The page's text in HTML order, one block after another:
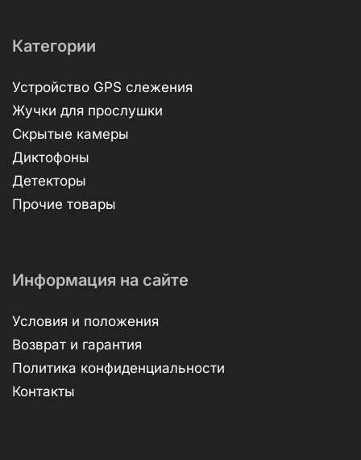
Категории
Устройство GPS слежения
Жучки для прослушки
Скрытые камеры
Диктофоны
Детекторы
Прочие товары
Информация на сайте
Условия и положения
Возврат и гарантия
Политика конфиденциальности
Контакты